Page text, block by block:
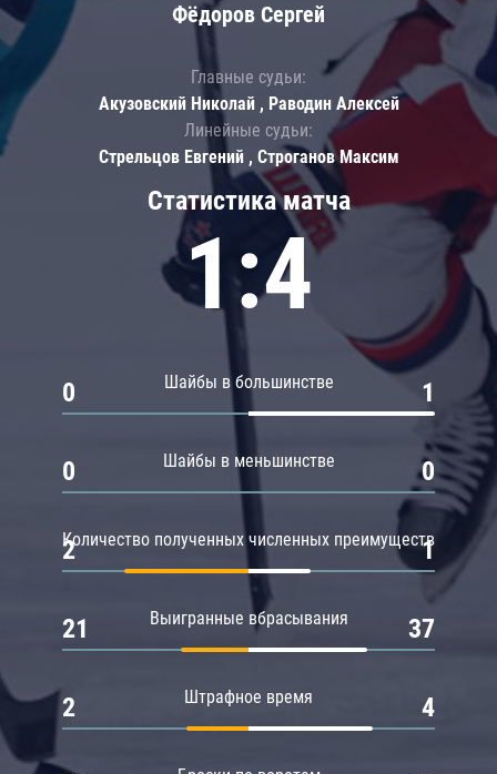
Статистика матча
1:4
Шайбы в большинстве
0 1
Шайбы в меньшинстве
0 0
Количество полученных численных преимуществ
2 1
Выигранные вбрасывания
21 37
Штрафное время
2 4
Фёдоров Сергей
Главные судьи:
Акузовский Николай , Раводин Алексей
Линейные судьи:
Стрельцов Евгений , Строганов Максим